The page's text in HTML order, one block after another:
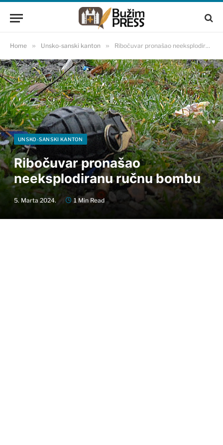
Home » Unsko-sanski kanton » Ribočuvar pronašao neeksplodiranu ručnu bombu
UNSKO-SANSKI KANTON
Ribočuvar pronašao
neeksplodiranu ručnu bombu
5. Marta 2024. 1 Min Read